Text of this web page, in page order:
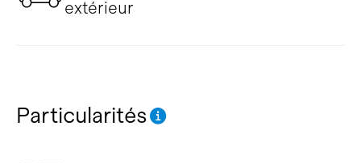
extérieur
Particularités